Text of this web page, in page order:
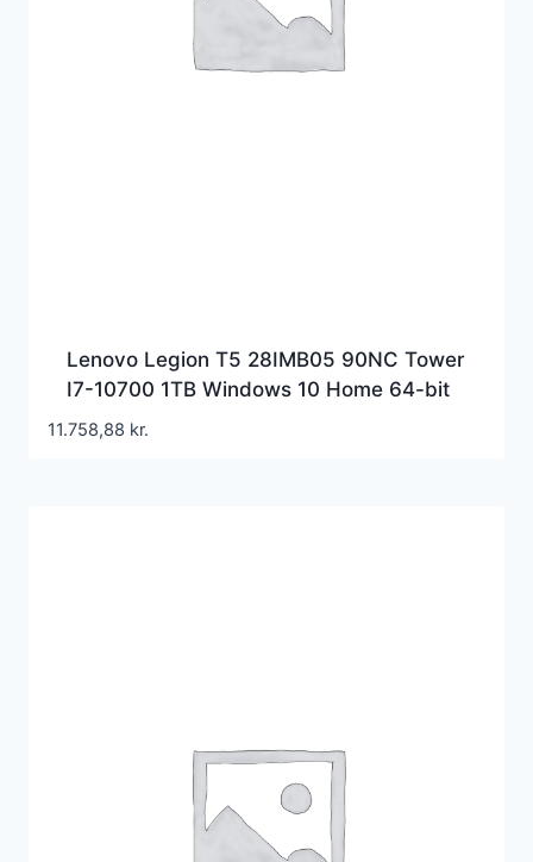
Lenovo Legion T5 28IMB05 90NC Tower
I7-10700 1TB Windows 10 Home 64-bit
11.758,88 kr.